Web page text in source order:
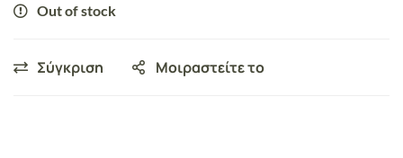
Out of stock
Σύγκριση Μοιραστείτε το